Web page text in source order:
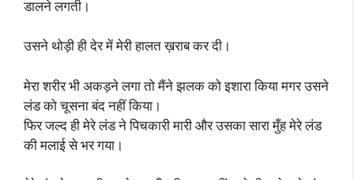
डालने लगती।
उसने थोड़ी ही देर में मेरी हालत ख़राब कर दी।
मेरा शरीर भी अकड़ने लगा तो मैंने झलक को इशारा किया मगर उसने
लंड को चूसना बंद नहीं किया।
फिर जल्द ही मेरे लंड ने पिचकारी मारी और उसका सारा मुँह मेरे लंड
की मलाई से भर गया।